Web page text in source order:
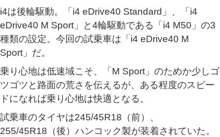
i4は後輪駆動。「i4 eDrive40 Standard」、「i4
eDrive40 M Sport」と4輪駆動である「i4 M50」の3
種類の設定。今回の試乗車は「i4 eDrive40 M
Sport」だ。
乗り心地は低速域こそ、「M Sport」のためか少しゴ
ツゴツと路面の荒さを伝えるが、ある程度のスピー
ドになれば乗り心地は快適となる。
試乗車のタイヤは245/45R18（前）、
255/45R18（後）ハンコック製が装着されていた。